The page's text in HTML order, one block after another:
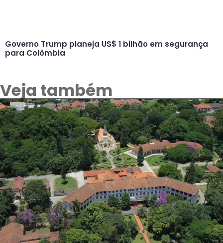
Governo Trump planeja US$ 1 bilhão em segurança
para Colômbia
Veja também